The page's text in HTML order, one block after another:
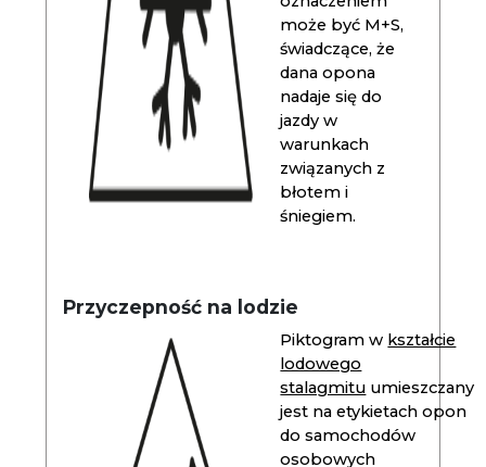
może być M+S,
świadczące, że
dana opona
nadaje się do
jazdy w
warunkach
związanych z
błotem i
śniegiem.
Przyczepność na lodzie
Piktogram w kształcie
lodowego
stalagmitu umieszczany
jest na etykietach opon
do samochodów
osobowych